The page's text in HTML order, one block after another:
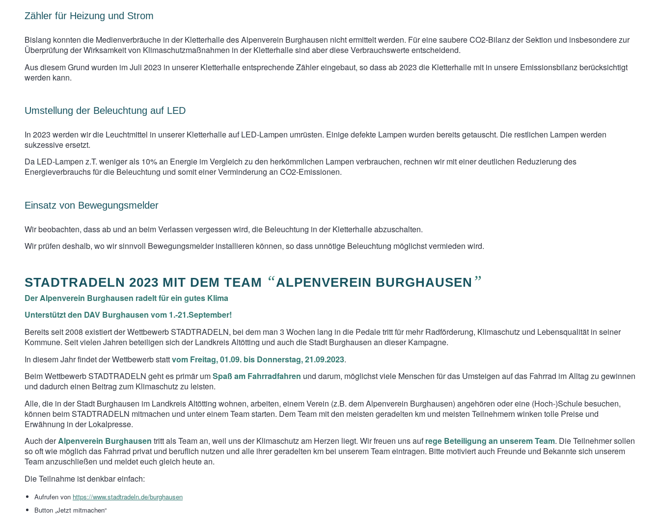
Zähler für Heizung und Strom
Bislang konnten die Medienverbräuche in der Kletterhalle des Alpenverein Burghausen nicht ermittelt werden. Für eine saubere CO2-Bilanz der Sektion und insbesondere zur
Überprüfung der Wirksamkeit von Klimaschutzmaßnahmen in der Kletterhalle sind aber diese Verbrauchswerte entscheidend.
Aus diesem Grund wurden im Juli 2023 in unserer Kletterhalle entsprechende Zähler eingebaut, so dass ab 2023 die Kletterhalle mit in unsere Emissionsbilanz berücksichtigt
werden kann.
Umstellung der Beleuchtung auf LED
In 2023 werden wir die Leuchtmittel in unserer Kletterhalle auf LED-Lampen umrüsten. Einige defekte Lampen wurden bereits getauscht. Die restlichen Lampen werden
sukzessive ersetzt.
Da LED-Lampen z.T. weniger als 10% an Energie im Vergleich zu den herkömmlichen Lampen verbrauchen, rechnen wir mit einer deutlichen Reduzierung des
Energieverbrauchs für die Beleuchtung und somit einer Verminderung an CO2-Emissionen.
Einsatz von Bewegungsmelder
Wir beobachten, dass ab und an beim Verlassen vergessen wird, die Beleuchtung in der Kletterhalle abzuschalten.
Wir prüfen deshalb, wo wir sinnvoll Bewegungsmelder installieren können, so dass unnötige Beleuchtung möglichst vermieden wird.
STADTRADELN 2023 MIT DEM TEAM “ALPENVEREIN BURGHAUSEN ”
Der Alpenverein Burghausen radelt für ein gutes Klima
Unterstützt den DAV Burghausen vom 1.-21.September!
Bereits seit 2008 existiert der Wettbewerb STADTRADELN, bei dem man 3 Wochen lang in die Pedale tritt für mehr Radförderung, Klimaschutz und Lebensqualität in seiner
Kommune. Seit vielen Jahren beteiligen sich der Landkreis Altötting und auch die Stadt Burghausen an dieser Kampagne.
In diesem Jahr findet der Wettbewerb stattvom Freitag, 01.09. bis Donnerstag, 21.09.2023.
Beim Wettbewerb STADTRADELN geht es primär umSpaß am Fahrradfahren und darum, möglichst viele Menschen für das Umsteigen auf das Fahrrad im Alltag zu gewinnen
und dadurch einen Beitrag zum Klimaschutz zu leisten.
Alle, die in der Stadt Burghausen im Landkreis Altötting wohnen, arbeiten, einem Verein (z.B. dem Alpenverein Burghausen) angehören oder eine (Hoch-)Schule besuchen,
können beim STADTRADELN mitmachen und unter einem Team starten. Dem Team mit den meisten geradelten km und meisten Teilnehmern winken tolle Preise und
Erwähnung in der Lokalpresse.
Auch derAlpenverein Burghausen tritt als Team an, weil uns der Klimaschutz am Herzen liegt. Wir freuen uns aufrege Beteiligung an unserem Team. Die Teilnehmer sollen
so oft wie möglich das Fahrrad privat und beruflich nutzen und alle ihrer geradelten km bei unserem Team eintragen. Bitte motiviert auch Freunde und Bekannte sich unserem
Team anzuschließen und meldet euch gleich heute an.
Die Teilnahme ist denkbar einfach:
Aufrufen von https://www.stadtradeln.de/burghausen
Button „Jetzt mitmachen“